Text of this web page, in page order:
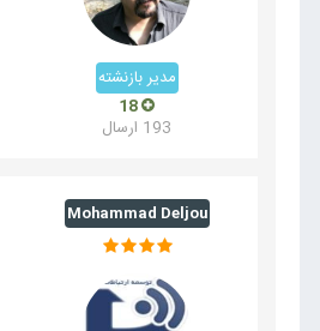
مدیر بازنشته
193 ارسال
Mohammad Deljou